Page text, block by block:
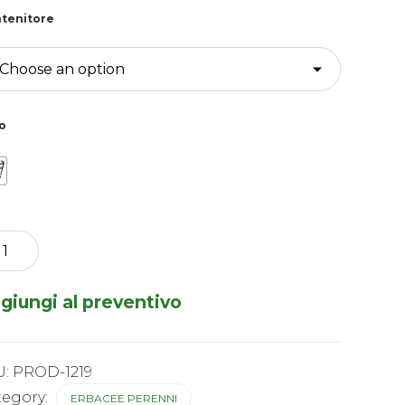
al preventivo
PROD-1219
ERBACEE PERENNI